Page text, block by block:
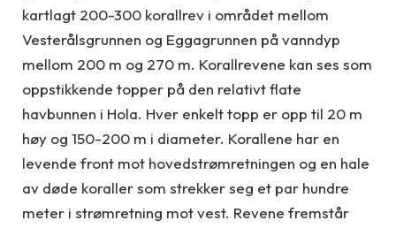
kartlagt 200-300 korallrev i området mellom
Vesterålsgrunnen og Eggagrunnen på vanndyp
mellom 200 m og 270 m. Korallrevene kan ses som
oppstikkende topper på den relativt flate
havbunnen i Hola. Hver enkelt topp er opp til 20 m
høy og 150-200 m i diameter. Korallene har en
levende front mot hovedstrømretningen og en hale
av døde koraller som strekker seg et par hundre
meter i strømretning mot vest. Revene fremstår